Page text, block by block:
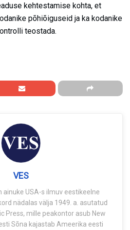
kehtestamise kohta, et
põhiõiguseid ja ka kodanike
teostada.
VES
ainuke USA-s ilmuv eestikeelne
nädalas välja 1949. a. asutatud
Press, mille peakontor asub New
Sõna kajastab Ameerika eesti